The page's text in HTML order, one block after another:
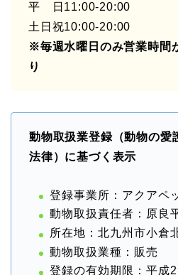
平 日11:00-20:00
土日祝10:00-20:00
※毎週水曜日のみ営業時間
り
動物取扱業登録（動物の愛
法律）に基づく表示
登録事業所：アクアペ
動物取扱責任者：原良
所在地：北九州市小倉
動物取扱業種：販売
登録の有効期限：平成